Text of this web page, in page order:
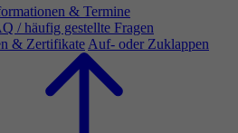
& Termine
/ häufig gestellte Fragen
& Zertifikate Auf- oder Zuklappen